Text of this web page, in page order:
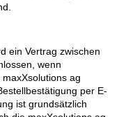
die Lieferung an den
Ergänzungen
vor diesen AGB.
schriftlicher Vertrag